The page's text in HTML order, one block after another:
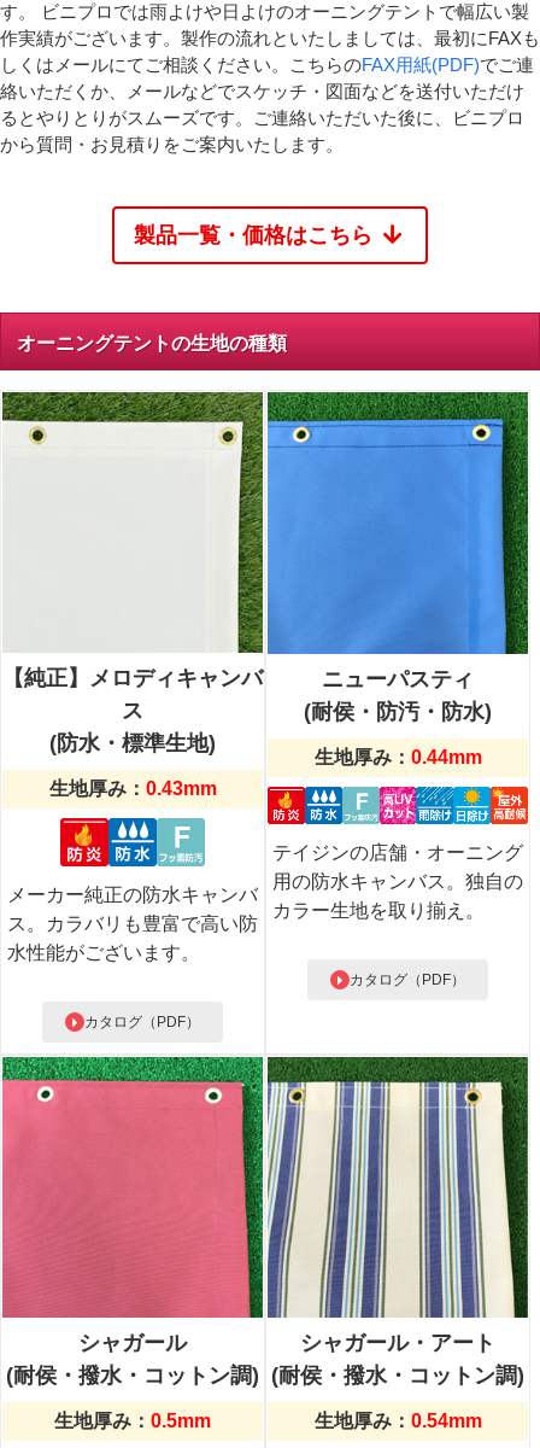
す。 ビニプロでは雨よけや日よけのオーニングテントで幅広い製
作実績がございます。製作の流れといたしましては、最初にFAXも
しくはメールにてご相談ください。こちらのFAX用紙(PDF)でご連
絡いただくか、メールなどでスケッチ・図面などを送付いただけ
るとやりとりがスムーズです。ご連絡いただいた後に、ビニプロ
から質問・お見積りをご案内いたします。
製品一覧・価格はこちら
オーニングテントの生地の種類
【純正】メロディキャンバ
ス
(防水・標準生地)
生地厚み 0.43mm
メーカー純正の防水キャンバ
ス。カラバリも豊富で高い防
水性能がございます。
カタログ（PDF）
ニューパスティ
(耐侯・防汚・防水)
生地厚み 0.44mm
テイジンの店舗・オーニング
用の防水キャンバス。独自の
カラー生地を取り揃え。
カタログ（PDF）
シャガール
(耐侯・撥水・コットン調)
生地厚み 0.5mm
シャガール・アート
(耐侯・撥水・コットン調)
生地厚み 0.54mm